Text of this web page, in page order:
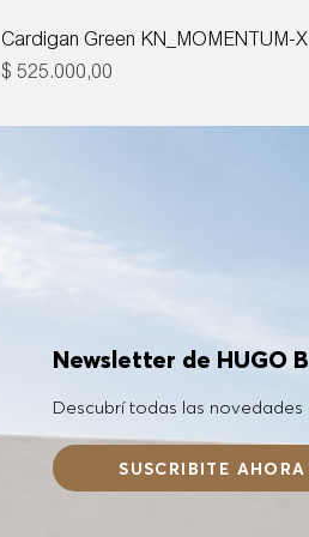
Cardigan Green KN_MOMENTUM-
Precio
$ 525.000,00
Newsletter de HUGO
Descubrí todas las novedades
SUSCRIBITE AHORA